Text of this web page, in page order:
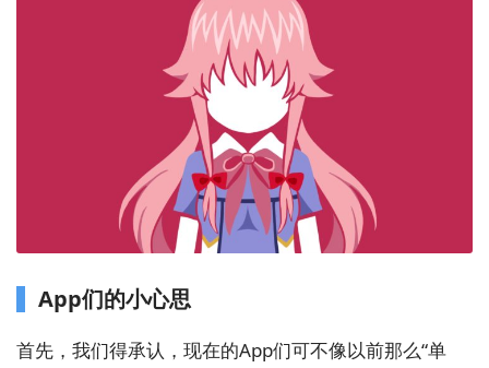
App们的小心思
首先，我们得承认，现在的App们可不像以前那么“单